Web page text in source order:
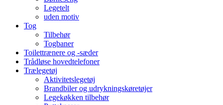
Legetelt
uden motiv
Tog
Tilbehør
Togbaner
Toilettrænere og -sæder
Trådløse hovedtelefoner
Trælegetøj
Aktivitetslegetøj
Brandbiler og udrykningskøretøjer
Legekøkken tilbehør